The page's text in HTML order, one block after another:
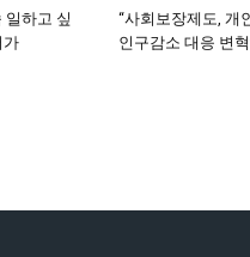
일하고 싶
가
“사회보장제도, 개
인구감소 대응 변